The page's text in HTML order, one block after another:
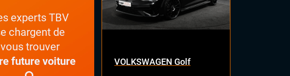
experts TBV
chargent de
vous trouver
future voiture
VOLKSWAGEN Golf